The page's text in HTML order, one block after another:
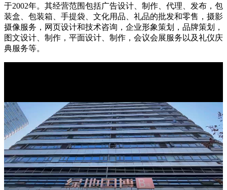
于2002年。其经营范围包括广告设计、制作、代理、发布，包
装盒、包装箱、手提袋、文化用品、礼品的批发和零售，摄影
摄像服务，网页设计和技术咨询，企业形象策划，品牌策划，
图文设计、制作，平面设计、制作，会议会展服务以及礼仪庆
典服务等。